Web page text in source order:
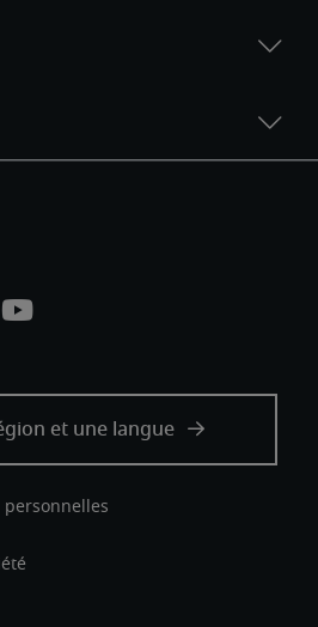
personnelles